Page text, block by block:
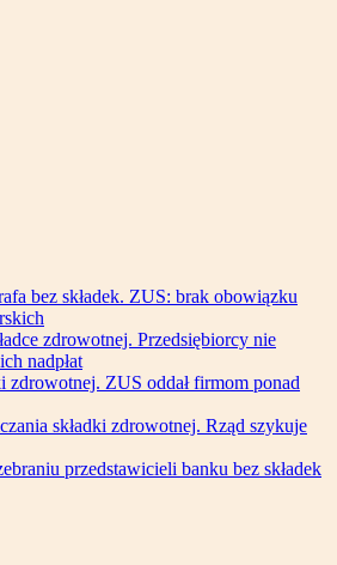
bez składek. ZUS: brak obowiązku
zdrowotnej. Przedsiębiorcy nie
nadpłat
zdrowotnej. ZUS oddał firmom ponad
składki zdrowotnej. Rząd szykuje
przedstawicieli banku bez składek